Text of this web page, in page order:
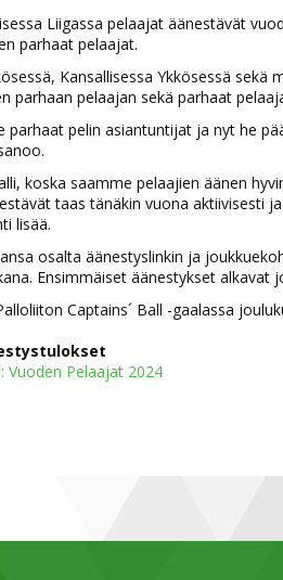
Liigassa pelaajat äänestävät
parhaat pelaajat.
Kansallisessa Ykkösessä sekä
parhaan pelaajan sekä parhaat
parhaat pelin asiantuntijat ja nyt he
koska saamme pelaajien äänen
taas tänäkin vuona aktiivisesti
lisää.
osalta äänestyslinkin ja
Ensimmäiset äänestykset alkavat
Captains´ Ball -gaalassa
Vuoden Pelaajat 2024